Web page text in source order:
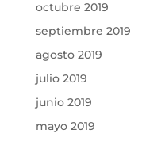
octubre 2019
septiembre 2019
agosto 2019
julio 2019
junio 2019
mayo 2019